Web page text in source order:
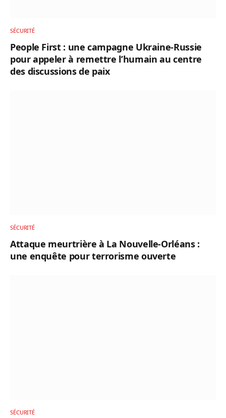
SÉCURITÉ
People First : une campagne Ukraine-Russie
pour appeler à remettre l’humain au centre
des discussions de paix
SÉCURITÉ
Attaque meurtrière à La Nouvelle-Orléans :
une enquête pour terrorisme ouverte
SÉCURITÉ